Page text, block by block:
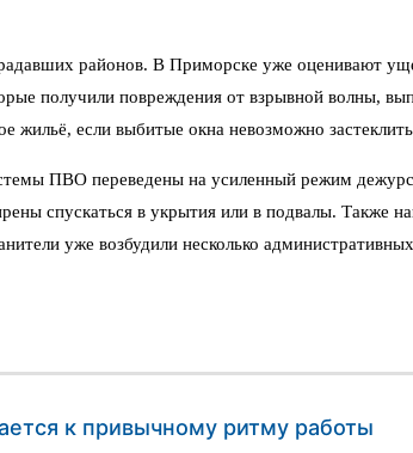
районов. В Приморске уже оценивают
получили повреждения от взрывной волны,
если выбитые окна невозможно
ПВО переведены на усиленный режим
спускаться в укрытия или в подвалы.
уже возбудили несколько
к привычному ритму работы